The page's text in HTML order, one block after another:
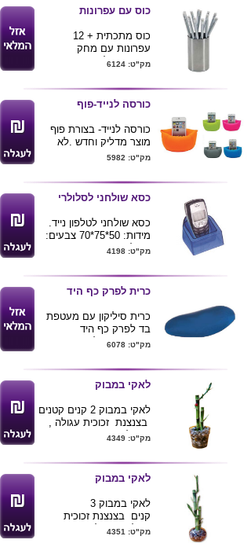
הכוס מכילה בחלק
אטבים ו 30 נעצים
מגיע במגוון צבעים
קוטר 8.5 גובה 14
כוס עם עפרונות
כוס מתכתית + 12
עפרונות עם מחק
התואמים למעמד
מתנה
ניתן למתג את המעמד
בלוגו חברה
המוצר מגיע עם אריזת
מתנה
קוטר 6 ס"מ
גובה 15 ס"מ
מק"ט: 6124
כורסה לנייד-פוף
כורסה לנייד- בצורת פוף
מוצר מדליק וחדש .לא
מחפשים יותר את הנייד
מק"ט: 5982
כסא שולחני לסלולרי
כסא שולחני לטלפון נייד.
מידות: 50*75*70 צבעים:
כחול, כתום.
מק"ט: 4198
כרית לפרק כף היד
כרית סיליקון עם מעטפת
בד לפרק כף היד
עוזרת מאוד למנוע כאבים
ניתן למתג את הכרית
בלוגו של הלקוח
מק"ט: 6078
לאקי במבוק
לאקי במבוק 2 קנים קטנים
בצנצנת זכוכית עגולה ,
ניתן להרכיב את
הלקוח. יתכנו שינויים בכלי
האריזה לפי המלאים
הקימים.לסידורי לאקי
במבוק נוספים......
מק"ט: 4349
לאקי במבוק
לאקי במבוק 3
קנים בצנצנת זכוכית
עגולה, ניתן להרכיב את
מק"ט: 4351